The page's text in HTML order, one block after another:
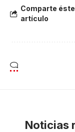
Comparte éste
artículo
Noticias